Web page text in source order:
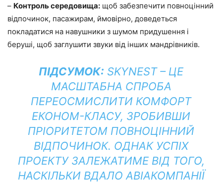
– Контроль середовища: щоб забезпечити повноцінний
відпочинок, пасажирам, ймовірно, доведеться
покладатися на навушники з шумом придушення і
беруші, щоб заглушити звуки від інших мандрівників.
ПІДСУМОК: SKYNEST – ЦЕ
МАСШТАБНА СПРОБА
ПЕРЕОСМИСЛИТИ КОМФОРТ
ЕКОНОМ-КЛАСУ, ЗРОБИВШИ
ПРІОРИТЕТОМ ПОВНОЦІННИЙ
ВІДПОЧИНОК. ОДНАК УСПІХ
ПРОЕКТУ ЗАЛЕЖАТИМЕ ВІД ТОГО,
НАСКІЛЬКИ ВДАЛО АВІАКОМПАНІЇ